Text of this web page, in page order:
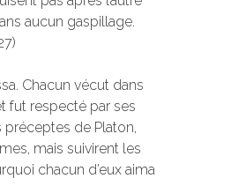
aucun gaspillage.
Chacun vécut dans
fut respecté par ses
de Platon,
mais suivirent les
chacun d’eux aima